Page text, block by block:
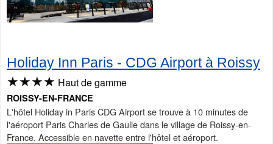
Holiday Inn Paris - CDG Airport à Roissy
★★★★ Haut de gamme
ROISSY-EN-FRANCE
L'hôtel Holiday in Paris CDG Airport se trouve à 10 minutes de
l'aéroport Paris Charles de Gaulle dans le village de Roissy-en-
France. Accessible en navette entre l'hôtel et aéroport.